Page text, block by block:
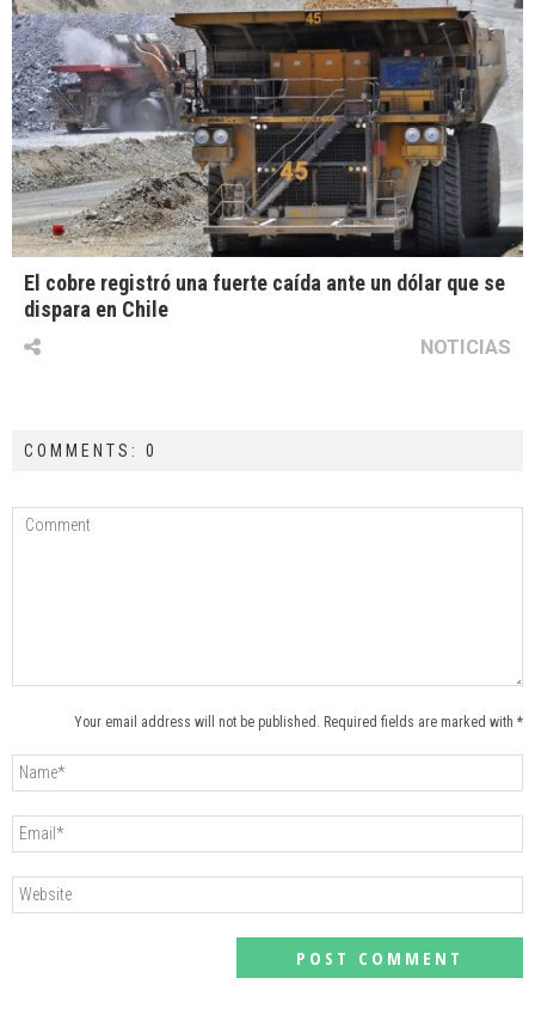
El cobre registró una fuerte caída ante un dólar que se
dispara en Chile
NOTICIAS
COMMENTS: 0
Your email address will not be published. Required fields are marked with *